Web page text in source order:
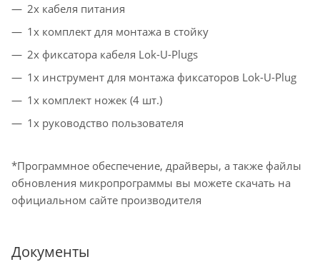
2x кабеля питания
1x комплект для монтажа в стойку
2x фиксатора кабеля Lok-U-Plugs
1x инструмент для монтажа фиксаторов Lok-U-Plug
1x комплект ножек (4 шт.)
1x руководство пользователя
*Программное обеспечение, драйверы, а также файлы
обновления микропрограммы вы можете скачать на
официальном сайте производителя
Документы